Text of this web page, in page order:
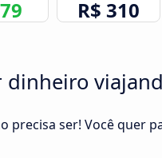
R$ 310
precisa ser! Você quer